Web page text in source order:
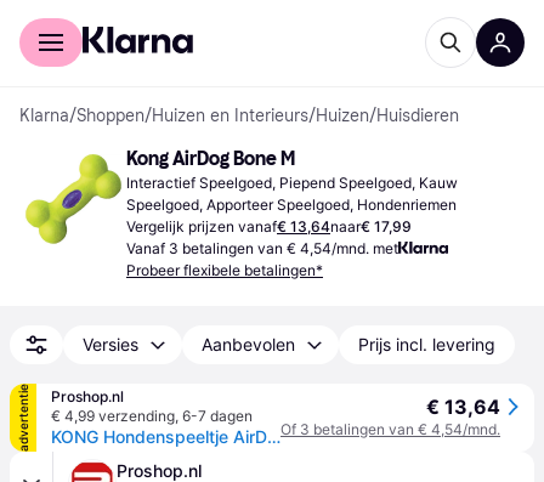
Voor shoppers
Klarna/Shoppen/Huizen en Interieurs/Huizen/Huisdieren
Kong AirDog Bone M
Interactief Speelgoed, Piepend Speelgoed, Kauw
Speelgoed, Apporteer Speelgoed, Hondenriemen
Vergelijk prijzen vanaf€ 13,64naar€ 17,99
Vanaf 3 betalingen van € 4,54/mnd. met
Probeer flexibele betalingen*
Versies Aanbevolen Prijs incl. levering
advertentie
Proshop.nl
€ 4,99 verzending, 6-7 dagen
KONG Hondenspeeltje AirDog Squeaker Bone 11cm
€ 13,64
Of 3 betalingen van € 4,54/mnd.
Proshop.nl